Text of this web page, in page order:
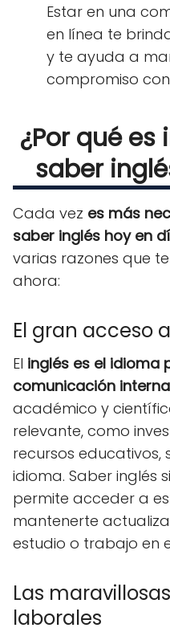
Estar en una
en línea te
y te ayuda a
compromiso
¿Por qué
saber
Cada vez es más
saber inglés hoy en
varias razones que
ahora:
El gran acceso
El inglés es el idioma
comunicación
académico y
relevante, como
recursos educativos,
idioma. Saber inglés
permite acceder a
mantenerte
estudio o trabajo en
Las
laborales